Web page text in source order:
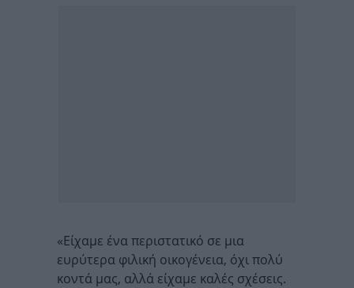
«Είχαμε ένα περιστατικό σε μια
ευρύτερα φιλική οικογένεια, όχι πολύ
κοντά μας, αλλά είχαμε καλές σχέσεις.